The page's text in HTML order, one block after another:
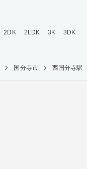
2DK 2LDK 3K
3DK
国分寺市 西国分寺駅